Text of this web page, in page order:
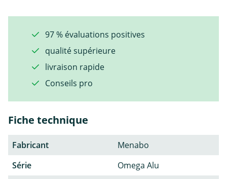
97 % évaluations positives
qualité supérieure
livraison rapide
Conseils pro
Fiche technique
Fabricant
Menabo
Série
Omega Alu